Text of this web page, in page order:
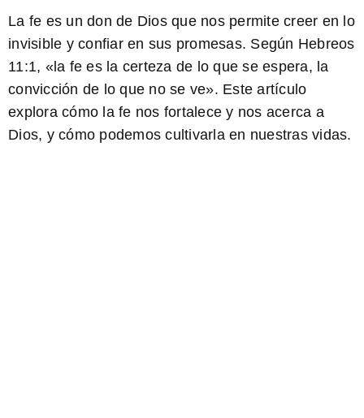
La fe es un don de Dios que nos permite creer en lo
invisible y confiar en sus promesas. Según Hebreos
11:1, «la fe es la certeza de lo que se espera, la
convicción de lo que no se ve». Este artículo
explora cómo la fe nos fortalece y nos acerca a
Dios, y cómo podemos cultivarla en nuestras vidas.